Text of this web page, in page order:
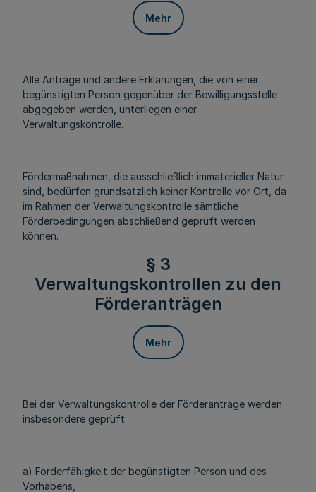
Mehr
Alle Anträge und andere Erklärungen, die von einer
begünstigten Person gegenüber der Bewilligungsstelle
abgegeben werden, unterliegen einer
Verwaltungskontrolle.
Fördermaßnahmen, die ausschließlich immaterieller Natur
sind, bedürfen grundsätzlich keiner Kontrolle vor Ort, da
im Rahmen der Verwaltungskontrolle sämtliche
Förderbedingungen abschließend geprüft werden
können.
§ 3
Verwaltungskontrollen zu den
Förderanträgen
Mehr
Bei der Verwaltungskontrolle der Förderanträge werden
insbesondere geprüft:
a) Förderfähigkeit der begünstigten Person und des
Vorhabens,